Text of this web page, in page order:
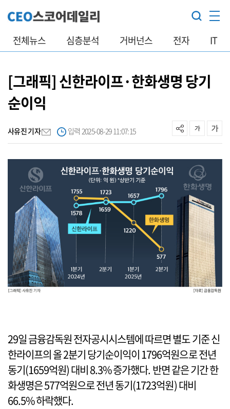
전체뉴스 심층분석 거버넌스 전자 IT
[그래픽] 신한라이프·한화생명 당기
순이익
사유진 기자 입력 2025-08-29 11:07:15
29일 금융감독원 전자공시시스템에 따르면 별도 기준 신
한라이프의 올 2분기 당기순이익이 1796억원으로 전년
동기(1659억원) 대비 8.3% 증가했다. 반면 같은 기간 한
화생명은 577억원으로 전년 동기(1723억원) 대비
66.5% 하락했다.